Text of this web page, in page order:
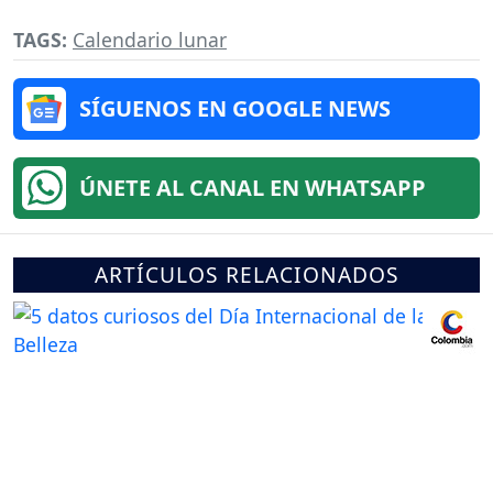
TAGS: Calendario lunar
SÍGUENOS EN GOOGLE NEWS
ÚNETE AL CANAL EN WHATSAPP
ARTÍCULOS RELACIONADOS